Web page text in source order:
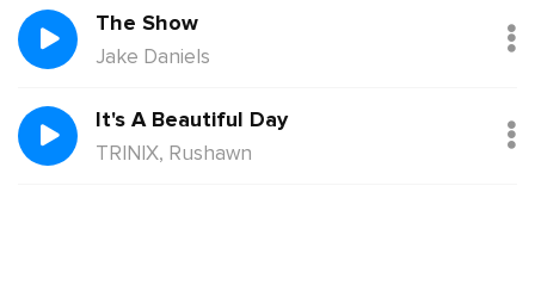
The Show
Jake Daniels
It's A Beautiful Day
TRINIX, Rushawn